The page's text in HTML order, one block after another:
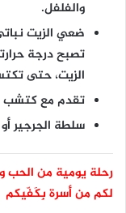
والفلفل.
ضعي الزيت
تصبح درجة
الزيت، حتى
تقدم مع كتشب
سلطة الجرجير
رحلة يومية من الحب
لكم من أسرة بِكَفّيكم